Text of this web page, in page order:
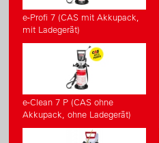
e-Profi 7 (CAS mit Akkupack,
mit Ladegerät)
e-Clean 7 P (CAS ohne
Akkupack, ohne Ladegerät)